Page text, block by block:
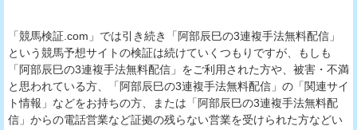
「競馬検証.com」では引き続き「阿部辰巳の3連複手法無料配信」
という競馬予想サイトの検証は続けていくつもりですが、もしも
「阿部辰巳の3連複手法無料配信」をご利用された方や、被害・不満
と思われている方、「阿部辰巳の3連複手法無料配信」の「関連サイ
ト情報」などをお持ちの方、または「阿部辰巳の3連複手法無料配
信」からの電話営業など証拠の残らない営業を受けられた方などい